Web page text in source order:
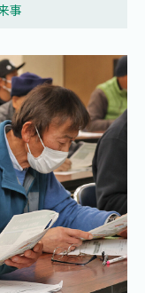
事